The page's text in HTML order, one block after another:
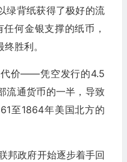
绿背纸获得了极好的流
何金银支撑的纸币，
胜利。
代价——凭空发行的4.5
流通货币的一半，导致
至1864年美国北方的
邦政府开始逐步着手回